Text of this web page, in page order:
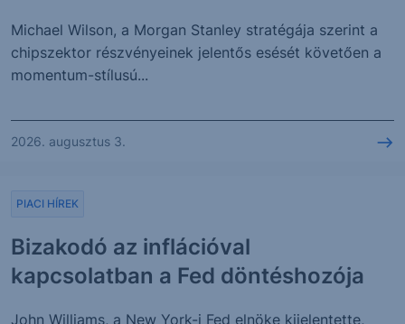
Michael Wilson, a Morgan Stanley stratégája szerint a
chipszektor részvényeinek jelentős esését követően a
momentum-stílusú...
2026. augusztus 3.
Bizakodó az inflációval
kapcsolatban a Fed döntéshozója
PIACI HÍREK
John Williams, a New York-i Fed elnöke kijelentette,